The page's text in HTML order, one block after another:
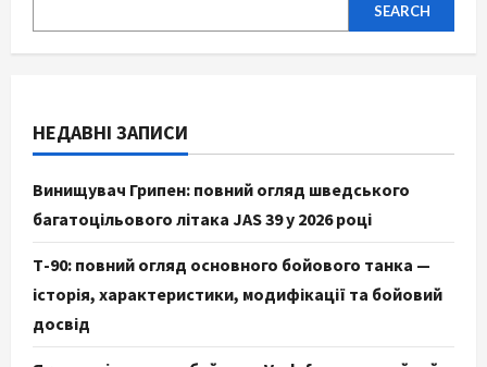
SEARCH
НЕДАВНІ ЗАПИСИ
Винищувач Грипен: повний огляд шведського
багатоцільового літака JAS 39 у 2026 році
Т-90: повний огляд основного бойового танка —
історія, характеристики, модифікації та бойовий
досвід